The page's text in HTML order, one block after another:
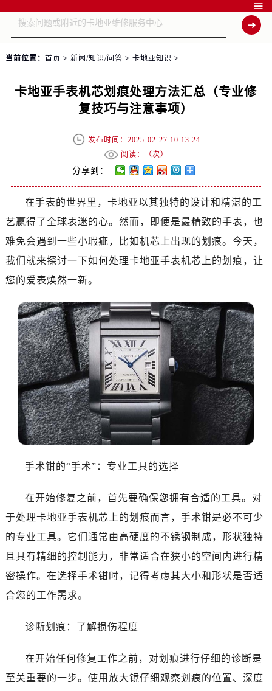

当前位置： 首页 > 新闻/知识/问答 > 卡地亚知识 >
卡地亚手表机芯划痕处理方法汇总（专业修
复技巧与注意事项）
发布时间：2025-02-27 10:13:24
阅读：（次）
分享到：
在手表的世界里，卡地亚以其独特的设计和精湛的工
艺赢得了全球表迷的心。然而，即便是最精致的手表，也
难免会遇到一些小瑕疵，比如机芯上出现的划痕。今天，
我们就来探讨一下如何处理卡地亚手表机芯上的划痕，让
您的爱表焕然一新。
手术钳的“手术”：专业工具的选择
在开始修复之前，首先要确保您拥有合适的工具。对
于处理卡地亚手表机芯上的划痕而言，手术钳是必不可少
的专业工具。它们通常由高硬度的不锈钢制成，形状独特
且具有精细的控制能力，非常适合在狭小的空间内进行精
密操作。在选择手术钳时，记得考虑其大小和形状是否适
合您的工作需求。
诊断划痕：了解损伤程度
在开始任何修复工作之前，对划痕进行仔细的诊断是
至关重要的一步。使用放大镜仔细观察划痕的位置、深度